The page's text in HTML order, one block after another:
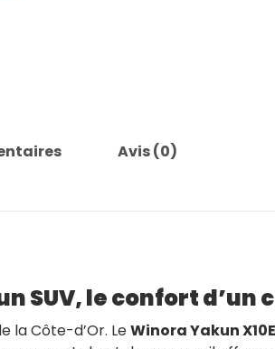
Avis (0)
SUV, le confort d’un
la Côte-d’Or. LeWinora Yakun